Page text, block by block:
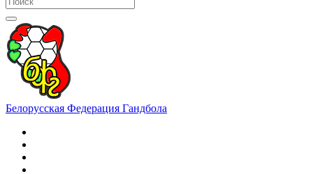
Белорусская Федерация Гандбола